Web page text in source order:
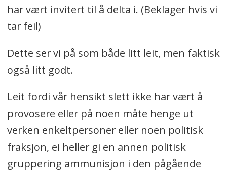
har vært invitert til å delta i. (Beklager hvis vi
tar feil)
Dette ser vi på som både litt leit, men faktisk
også litt godt.
Leit fordi vår hensikt slett ikke har vært å
provosere eller på noen måte henge ut
verken enkeltpersoner eller noen politisk
fraksjon, ei heller gi en annen politisk
gruppering ammunisjon i den pågående